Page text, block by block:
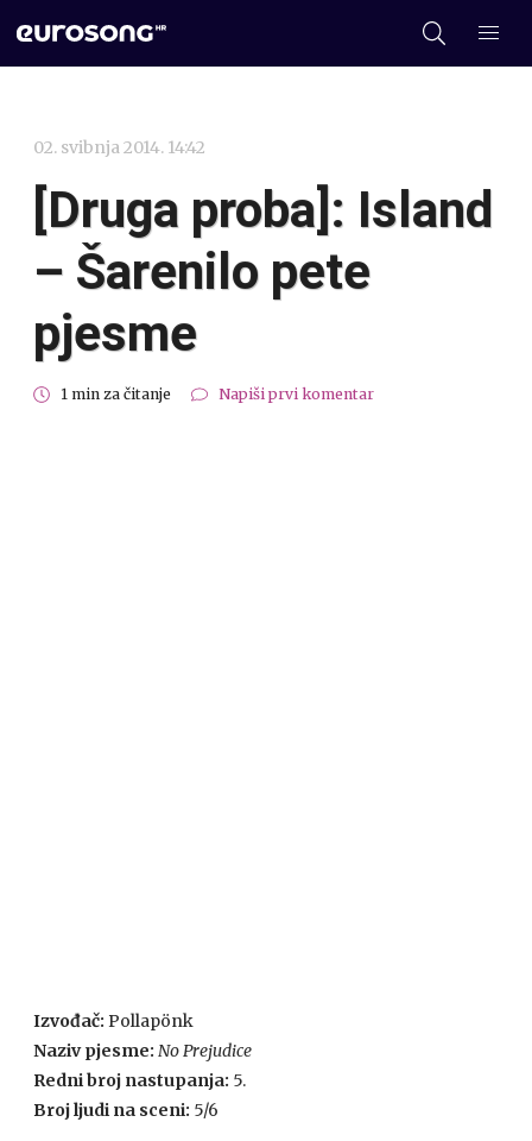
02. svibnja 2014. 14:42
[Druga proba]: Island
– Šarenilo pete
pjesme
1 min za čitanje Napiši prvi komentar
Izvođač: Pollapönk
Naziv pjesme: No Prejudice
Redni broj nastupanja: 5.
Broj ljudi na sceni: 5/6